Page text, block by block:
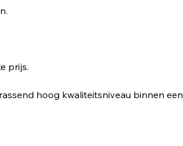
prijs.
hoog kwaliteitsniveau binnen een